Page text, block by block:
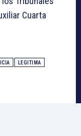
Cuarta
LEGITIMA